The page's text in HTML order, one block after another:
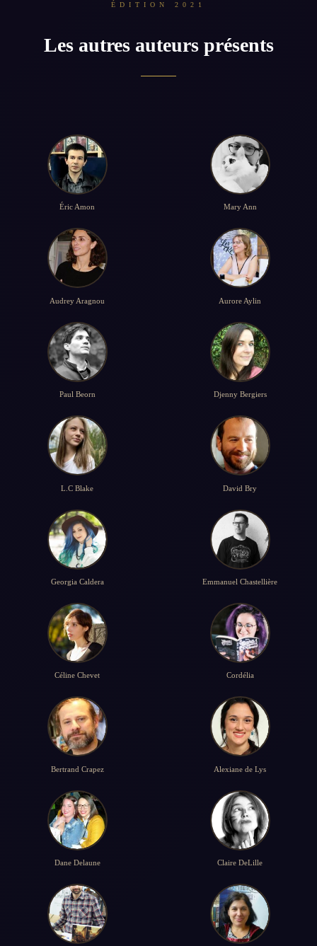
ÉDITION 2021
Les autres auteurs présents
Éric Amon Mary Ann
Audrey Aragnou Aurore Aylin
Paul Beorn Djenny Bergiers
L.C Blake David Bry
Georgia Caldera Emmanuel Chastellière
Céline Chevet Cordélia
Bertrand Crapez Alexiane de Lys
Dane Delaune Claire DeLille